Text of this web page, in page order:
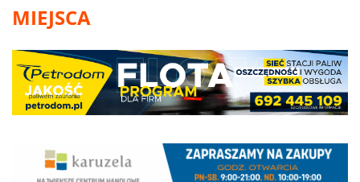
MIEJSCA